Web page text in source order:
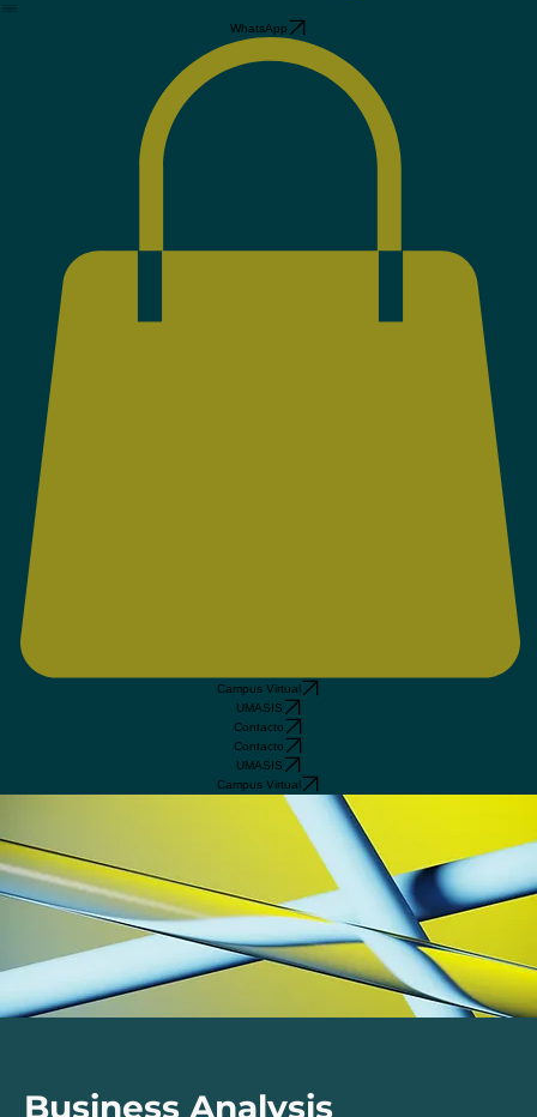
Economía Circular
Clases Magistrales Gratuitas
WhatsApp
Campus Virtual
UMASIS
Contacto
Contacto
Campus Virtual